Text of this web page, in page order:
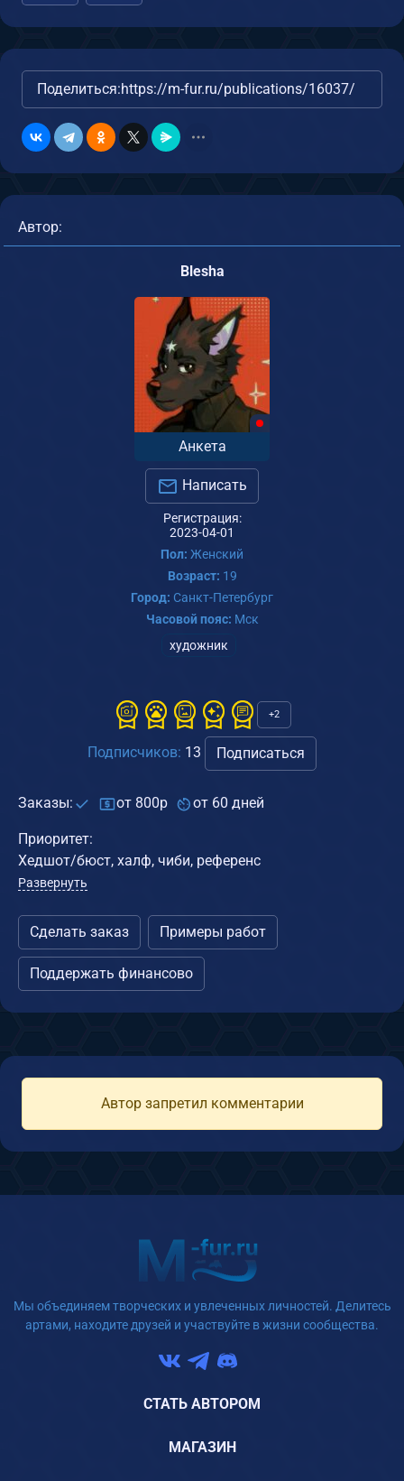
Поделиться:https://m-fur.ru/publications/16037/
Автор:
Blesha
Анкета
Написать
Регистрация:
2023-04-01
Пол: Женский
Возраст: 19
Город: Санкт-Петербург
Часовой пояс: Мск
художник
+2
Подписчиков: 13 Подписаться
Заказы: от 800р от 60 дней
Приоритет:
Хедшот/бюст, халф, чиби, референс
Развернуть
Сделать заказ Примеры работ
Поддержать финансово
Автор запретил комментарии
Мы объединяем творческих и увлеченных личностей. Делитесь
артами, находите друзей и участвуйте в жизни сообщества.
СТАТЬ АВТОРОМ
МАГАЗИН